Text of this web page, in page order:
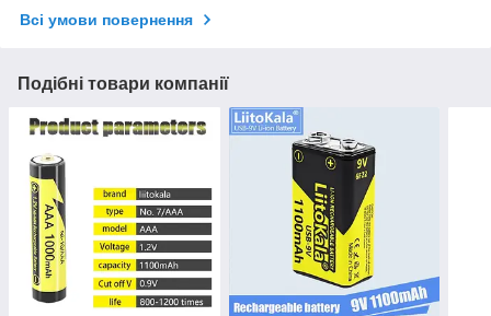
Всі умови повернення
Подібні товари компанії